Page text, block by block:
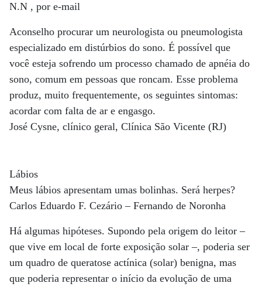
N.N , por e-mail
Aconselho procurar um neurologista ou pneumologista
especializado em distúrbios do sono. É possível que
você esteja sofrendo um processo chamado de apnéia do
sono, comum em pessoas que roncam. Esse problema
produz, muito frequentemente, os seguintes sintomas:
acordar com falta de ar e engasgo.
José Cysne, clínico geral, Clínica São Vicente (RJ)
Lábios
Meus lábios apresentam umas bolinhas. Será herpes?
Carlos Eduardo F. Cezário – Fernando de Noronha
Há algumas hipóteses. Supondo pela origem do leitor –
que vive em local de forte exposição solar –, poderia ser
um quadro de queratose actínica (solar) benigna, mas
que poderia representar o início da evolução de uma